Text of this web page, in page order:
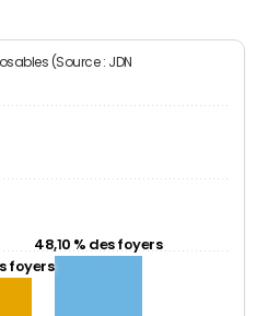
(Source : JDN
foyers
48,10 % des foyers